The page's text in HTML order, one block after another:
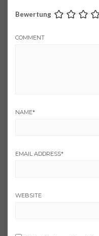
Bewertung
COMMENT
NAME*
EMAIL ADDRESS*
WEBSITE